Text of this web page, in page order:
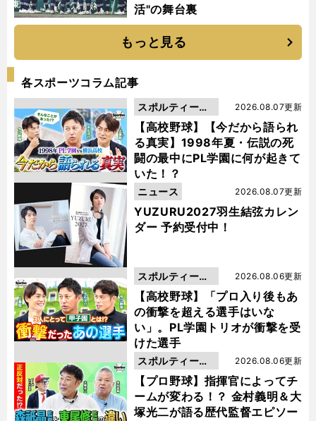
活"の舞台裏
もっと見る
各スポーツコラム記事
【高校野球】【今だから語られ
る真実】1998年夏・伝説の死
闘の最中にPL学園に何が起きて
いた！？
2026.08.07更新
スポルティーバ
動画
YUZURU2027羽生結弦カレン
ダー 予約受付中！
2026.08.07更新
ニュース
【高校野球】「プロ入り後もあ
の衝撃を超える選手はいな
い」。PL学園トリオが衝撃を受
けた選手
2026.08.06更新
スポルティーバ
動画
【プロ野球】指揮官によってチ
ームが変わる！？ 金村義明＆大
塚光二が語る歴代監督エピソー
2026.08.06更新
スポルティーバ
動画